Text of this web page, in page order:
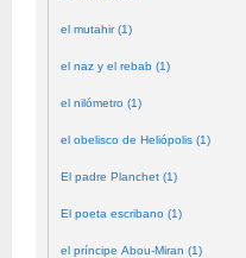
el mutahir (1)
el naz y el rebab (1)
el nilómetro (1)
el obelisco de Heliópolis (1)
El padre Planchet (1)
El poeta escribano (1)
el príncipe Abou-Miran (1)